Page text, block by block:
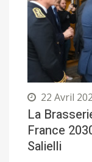
22 Avril
La
France
Salielli